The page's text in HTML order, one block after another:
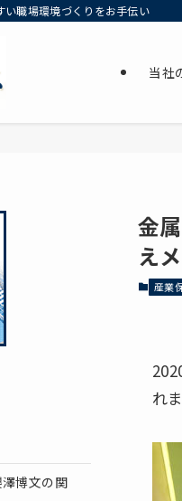
い職場環境づくりをお手伝い
当社
金
え
産業
れ
博文の関